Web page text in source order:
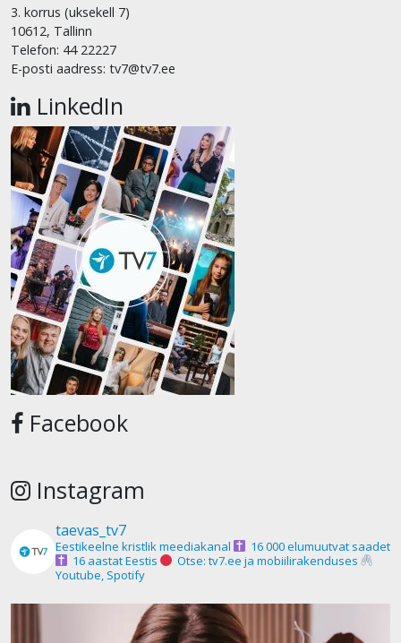
3. korrus (uksekell 7)
10612, Tallinn
Telefon: 44 22227
E-posti aadress: tv7@tv7.ee
LinkedIn
Facebook
Instagram
taevas_tv7
Eestikeelne kristlik meediakanal
16 000 elumuutvat saadet
16 aastat Eestis
Otse: tv7.ee ja mobiilirakenduses
Youtube, Spotify